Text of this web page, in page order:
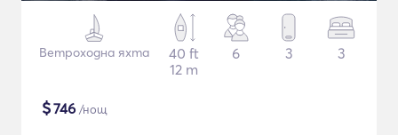
Ветроходна яхта
40 ft
12 m
6 3 3
$746 /нощ